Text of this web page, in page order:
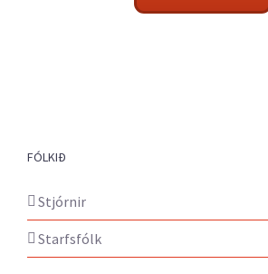
FÓLKIÐ
Stjórnir
Starfsfólk